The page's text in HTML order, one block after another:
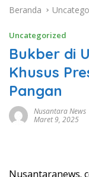
Beranda
Uncategorized
Bukber di
Khusus
Pangan
Nusantara News
Maret 9, 2025
Nusantaranews.